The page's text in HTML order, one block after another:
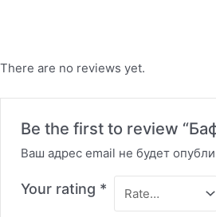
There are no reviews yet.
Be the first to review
Ваш адрес email не будет
Your rating *